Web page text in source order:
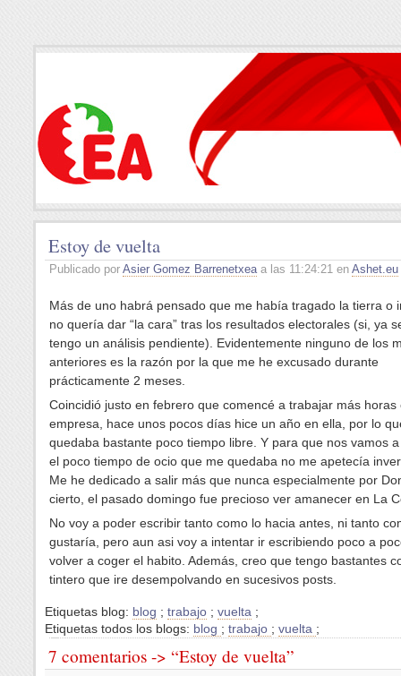
Estoy de vuelta
Publicado por Asier Gomez Barrenetxeaa las 11:24:21 en Ashet.eu
Más de uno habrá pensado que me había tragado la tierra o
no quería dar “la cara” tras los resultados electorales (si, ya
tengo un análisis pendiente). Evidentemente ninguno de los
anteriores es la razón por la que me he excusado durante
prácticamente 2 meses.
Coincidió justo en febrero que comencé a trabajar más horas
empresa, hace unos pocos días hice un año en ella, por lo
quedaba bastante poco tiempo libre. Y para que nos vamos
el poco tiempo de ocio que me quedaba no me apetecía
Me he dedicado a salir más que nunca especialmente por
cierto, el pasado domingo fue precioso ver amanecer en La
No voy a poder escribir tanto como lo hacia antes, ni tanto
gustaría, pero aun asi voy a intentar ir escribiendo poco a
volver a coger el habito. Además, creo que tengo bastantes
tintero que ire desempolvando en sucesivos posts.
Etiquetas blog: blog ; trabajo ; vuelta ;
Etiquetas todos los blogs: blog ; trabajo ; vuelta ;
7 comentarios -> “Estoy de vuelta”